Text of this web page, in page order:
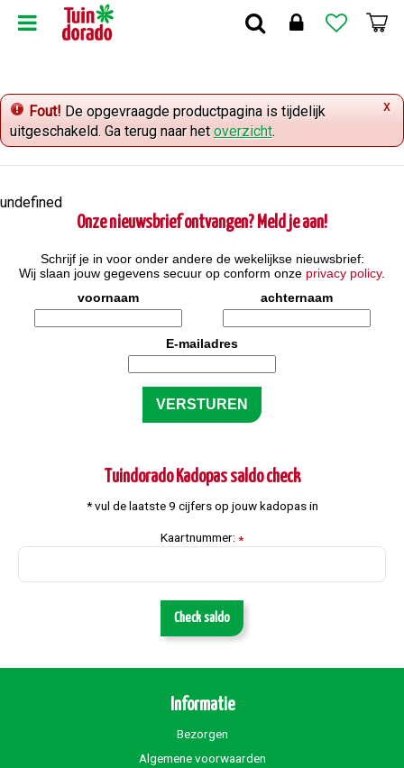
r
o
n
e
x
Fout! De opgevraagde productpagina is tijdelijk
uitgeschakeld. Ga terug naar hetoverzicht.
undefined
Onze nieuwsbrief ontvangen? Meld je aan!
Schrijf je in voor onder andere de wekelijkse nieuwsbrief:
Wij slaan jouw gegevens secuur op conform onze privacy policy.
voornaam
achternaam
E-mailadres
Tuindorado Kadopas saldo check
* vul de laatste 9 cijfers op jouw kadopas in
Kaartnummer: *
Check saldo
Informatie
Bezorgen
Algemene voorwaarden